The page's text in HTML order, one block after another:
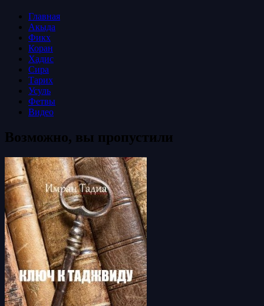
Главная
Акыда
Фикх
Коран
Хадис
Сира
Тарих
Усуль
Фетвы
Видео
Возможно, вы пропустили